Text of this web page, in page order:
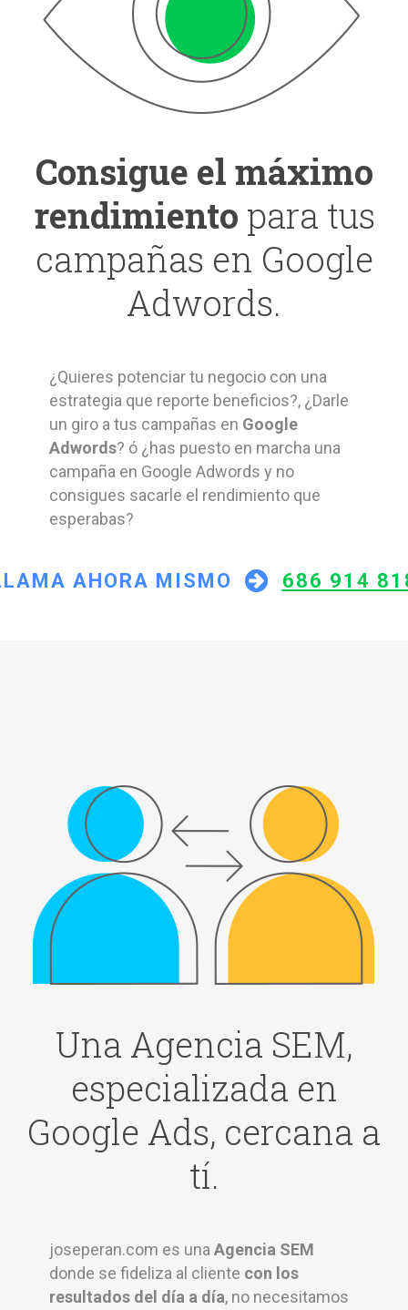
Consigue el máximo
rendimiento para tus
campañas en Google
Adwords.
¿Quieres potenciar tu negocio con una
estrategia que reporte beneficios?, ¿Darle
un giro a tus campañas en Google
Adwords? ó ¿has puesto en marcha una
campaña en Google Adwords y no
consigues sacarle el rendimiento que
esperabas?
AHORA MISMO 686 914
Una Agencia SEM,
especializada en
Google Ads, cercana a
tí.
joseperan.com es una Agencia SEM
donde se fideliza al cliente con los
resultados del día a día, no necesitamos